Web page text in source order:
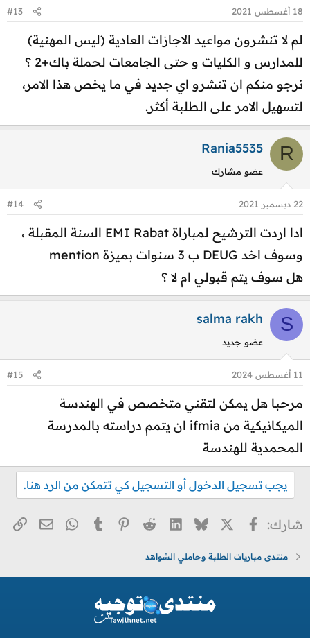
18 أغسطس 2021 #13
لم لا تنشرون مواعيد الاجازات العادية (ليس المهنية)
للمدارس و الكليات و حتى الجامعات لحملة باك+2 ؟
نرجو منكم ان تنشرو اي جديد في ما يخص هذا الامر،
لتسهيل الامر على الطلبة أكثر.
R
Rania5535
عضو مشارك
22 ديسمبر 2021 #14
ادا اردت الترشيح لمباراة EMI Rabat السنة المقبلة ،
وسوف اخد DEUG ب 3 سنوات بميزة mention
هل سوف يتم قبولي ام لا ؟
S
salma rakh
عضو جديد
11 أغسطس 2024 #15
مرحبا هل يمكن لتقني متخصص في الهندسة
الميكانيكية من ifmia ان يتمم دراسته بالمدرسة
المحمدية للهندسة
يجب تسجيل الدخول أو التسجيل كي تتمكن من الرد هنا.
شارك: فيسبوك
X
Bluesky
LinkedIn
Reddit
Pinterest
Tumblr
WhatsApp
البريد
منتدى مباريات الطلبة وحاملي الشواهد